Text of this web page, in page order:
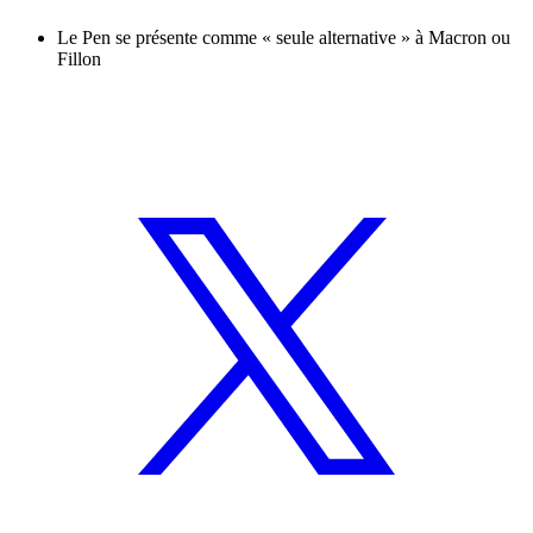
Le Pen se présente comme « seule alternative » à Macron ou
Fillon